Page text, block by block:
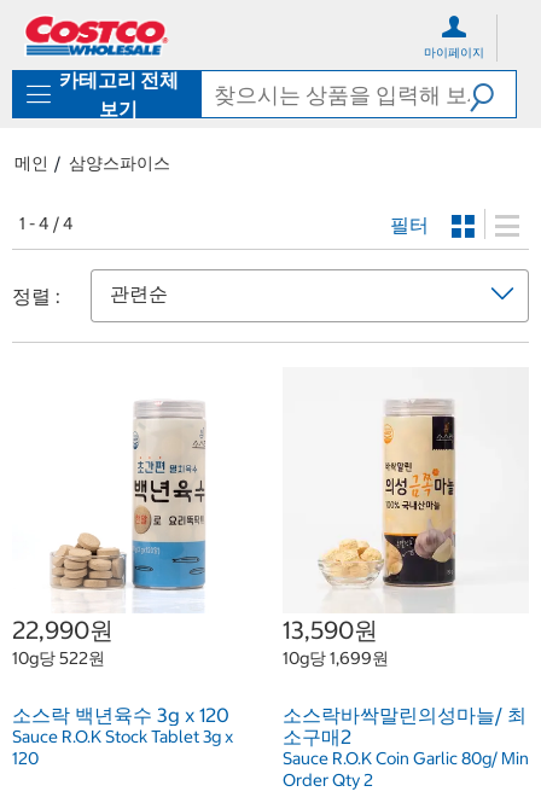
로
기
가
마이페이지
카테고리 전체
보기
메인 삼양스파이스
1 - 4 / 4 필터
정렬 :
22,990원
10g당 522원
소스락 백년육수 3g x 120
Sauce R.O.K Stock Tablet 3g x
120
13,590원
10g당 1,699원
소스락바싹말린의성마늘/ 최
소구매2
Sauce R.O.K Coin Garlic 80g/ Min
Order Qty 2